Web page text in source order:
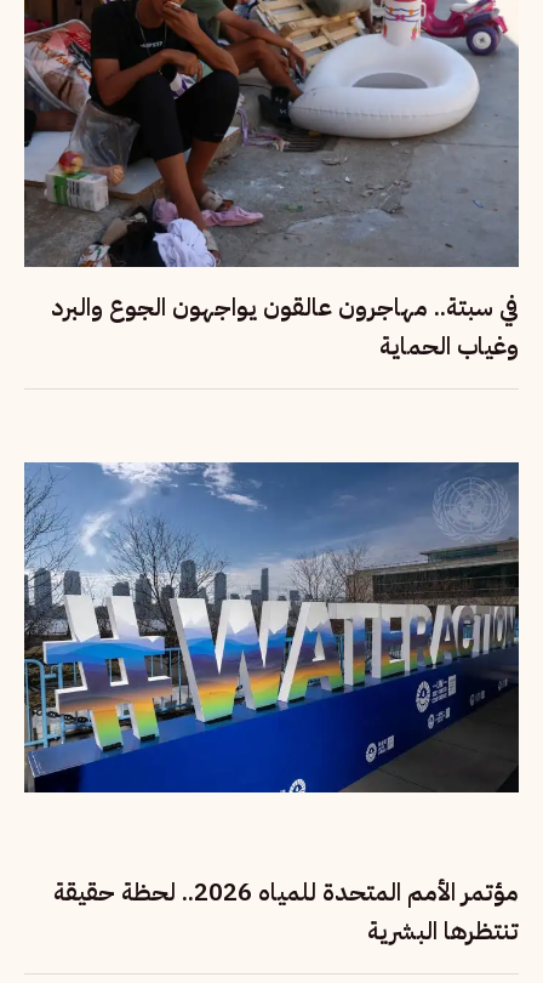
في سبتة.. مهاجرون عالقون يواجهون الجوع والبرد
وغياب الحماية
مؤتمر الأمم المتحدة للمياه 2026.. لحظة حقيقة
تنتظرها البشرية